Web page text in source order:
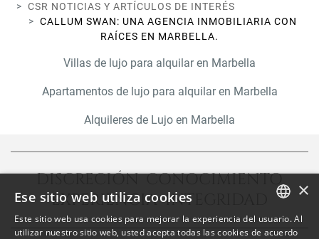
CSR NOTICIAS Y ARTÍCULOS DE INTERÉS
CALLUM SWAN: UNA AGENCIA INMOBILIARIA CON
RAÍCES EN MARBELLA.
Villas de lujo para alquilar en Marbella
Apartamentos de lujo para alquilar en Marbella
Alquileres de Lujo en Marbella
DISCRECIÓN CONOCIMIENTO
EXPERIENCIA INTEGRIDAD
ENGLISH
×
Ese sitio web utiliza cookies
Este sitio web usa cookies para mejorar la experiencia del usuario. Al
utilizar nuestro sitio web, usted acepta todas las cookies de acuerdo